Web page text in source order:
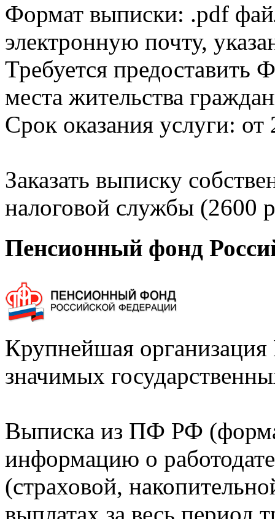
Формат выписки: .pdf
электронную почту,
Требуется
места жительства
Срок оказания услуги: от
Заказать выписку
налоговой службы (2600
Пенсионный фонд
Крупнейшая
значимых
Выписка из ПФ РФ
информацию о
(страховой,
выплатах за весь период